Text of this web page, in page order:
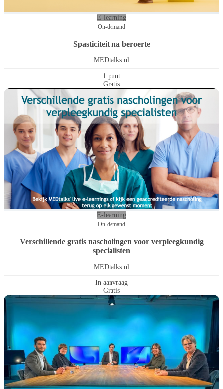
E-learning
On-demand
Spasticiteit na beroerte
MEDtalks.nl
1 punt
Gratis
E-learning
On-demand
Verschillende gratis nascholingen voor verpleegkundig
specialisten
MEDtalks.nl
In aanvraag
Gratis